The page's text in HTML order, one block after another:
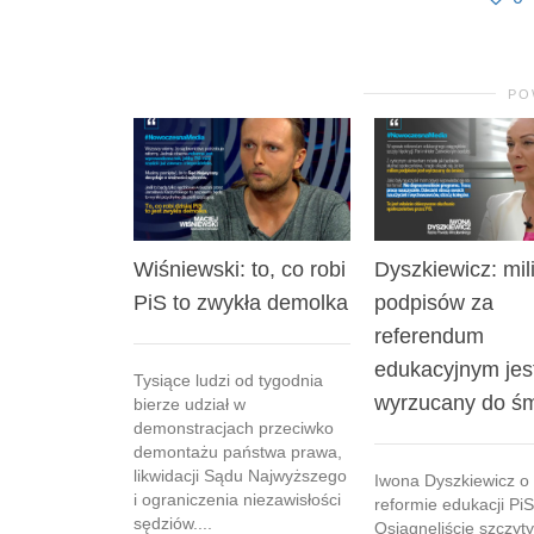
Wiśniewski: to, co robi
PiS to zwykła demolka
Tysiące ludzi od tygodnia
bierze udział w
demonstracjach przeciwko
demontażu państwa prawa,
likwidacji Sądu Najwyższego
i ograniczenia niezawisłości
sędziów....
Dyszkiewicz:
podpisów za
referendum
edukacyjnym
wyrzucany do
Iwona Dyszkiewicz o
reformie edukacji
Osiągnęliście szczyty